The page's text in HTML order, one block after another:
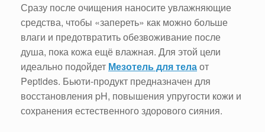
Сразу после очищения наносите увлажняющие
средства, чтобы «запереть» как можно больше
влаги и предотвратить обезвоживание после
душа, пока кожа ещё влажная. Для этой цели
идеально подойдет Мезотель для телаот
Peptides. Бьюти-продукт предназначен для
восстановления pH, повышения упругости кожи и
сохранения естественного здорового сияния.